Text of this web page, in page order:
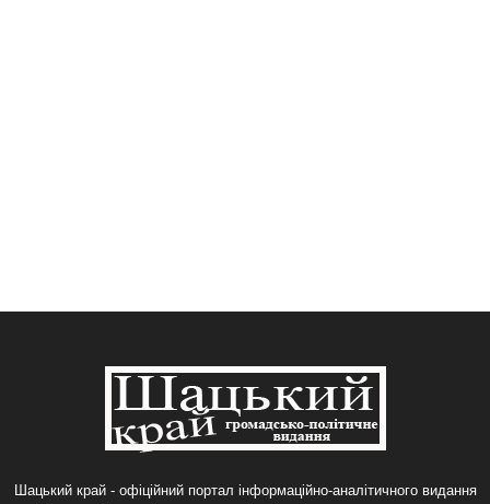
Шацький край - офіційний портал інформаційно-аналітичного видання